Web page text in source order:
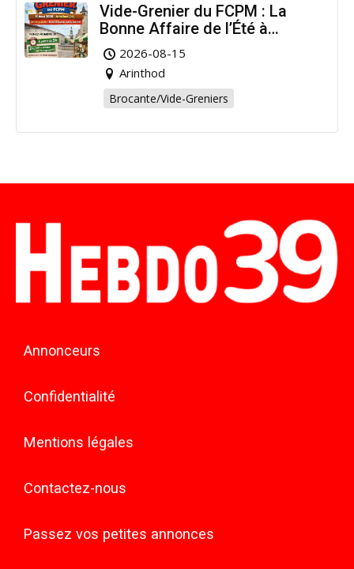
Vide-Grenier du FCPM : La
Bonne Affaire de l’Été à
Arinthod !
2026-08-15
Arinthod
Brocante/Vide-Greniers